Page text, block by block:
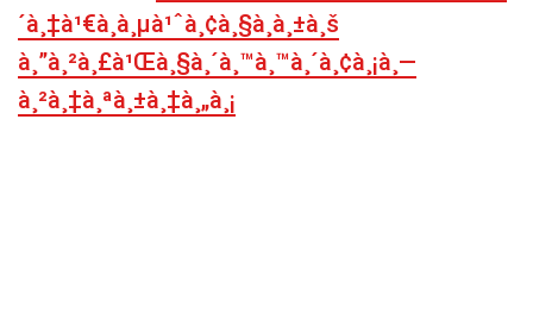
´à¸‡à¹€à¸à¸µà¹ˆà¸¢à¸§à¸à¸±à¸š
à¸”à¸²à¸£à¹Œà¸§à¸´à¸™à¸™à¸´à¸¢à¸¡à¸—
à¸²à¸‡à¸ªà¸±à¸‡à¸„à¸¡